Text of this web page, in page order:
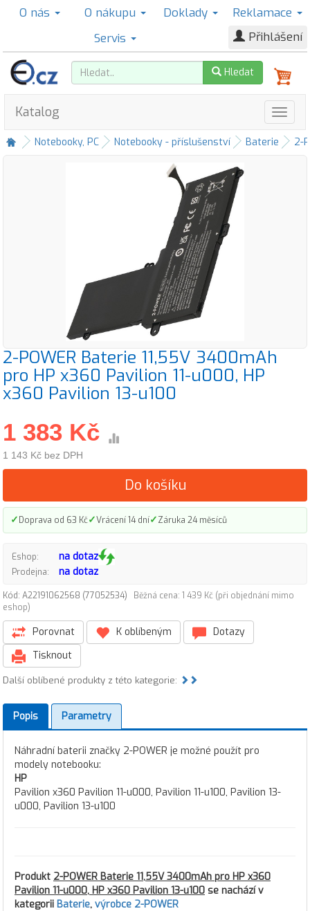
O nás O nákupu Doklady
Reklamace
Servis
Přihlášení
Hledat
Katalog
Notebooky, PC Notebooky - příslušenství Baterie 2-
2-POWER Baterie 11,55V 3400mAh
pro HP x360 Pavilion 11-u000, HP
x360 Pavilion 13-u100
1 383 Kč
1 143 Kč bez DPH
Do košíku
✓Doprava od 63 Kč✓Vrácení 14 dní✓Záruka 24 měsíců
Eshop: na dotaz
Prodejna: na dotaz
Kód: A22191062568 (77052534)
Běžná cena: 1 439 Kč (při objednání mimo
eshop)
Porovnat K oblíbeným
Dotazy
Tisknout
Další oblíbené produkty z této kategorie:
Popis Parametry
Náhradní baterii značky 2-POWER je možné použít pro
modely notebooku:
HP
Pavilion x360 Pavilion 11-u000, Pavilion 11-u100, Pavilion 13-
u000, Pavilion 13-u100
Produkt 2-POWER Baterie 11,55V 3400mAh pro HP x360
Pavilion 11-u000, HP x360 Pavilion 13-u100 se nachází v
kategorii Baterie, výrobce 2-POWER